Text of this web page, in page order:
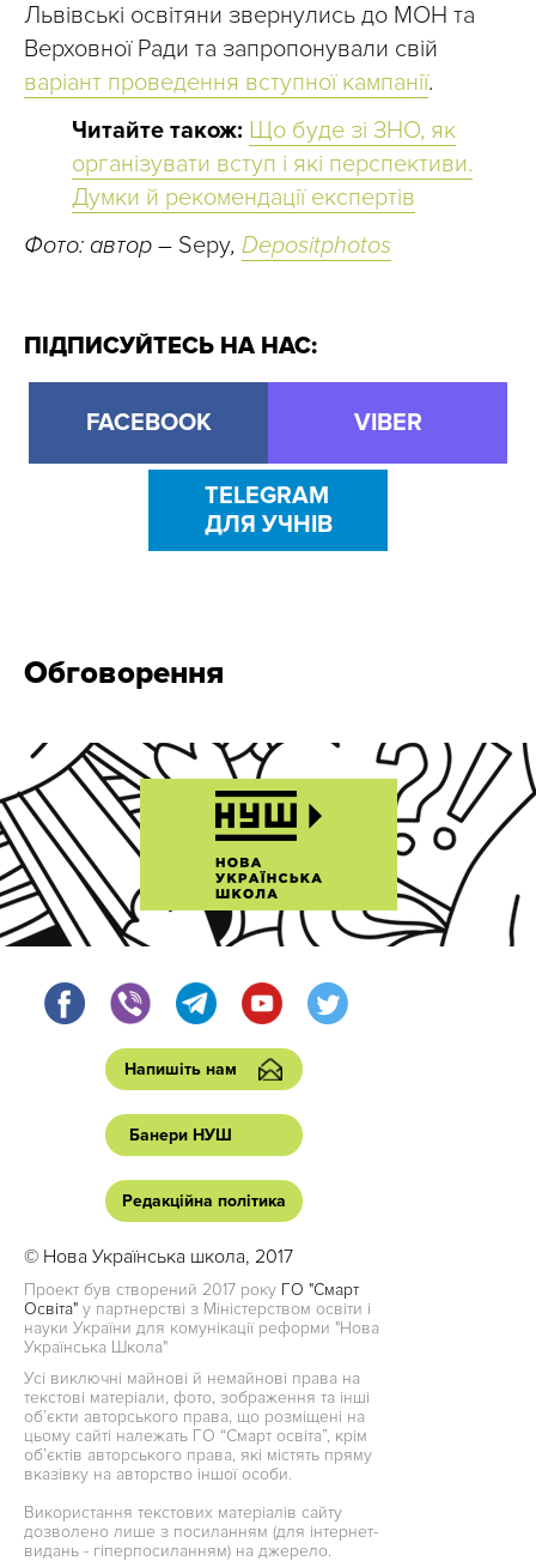
Львівські освітяни звернулись до МОН та
Верховної Ради та запропонували свій
варіант проведення вступної кампанії.
Читайте також: Що буде зі ЗНО, як
організувати вступ і які перспективи.
Думки й рекомендації експертів
Фото: автор – Sepy, Depositphotos
ПІДПИСУЙТЕСЬ НА НАС:
FACEBOOK VIBER
TELEGRAM
ДЛЯ УЧНІВ
Обговорення
Напишіть нам
Банери НУШ
Редакційна політика
© Нова Українська школа, 2017
Проект був створений 2017 року ГО "Смарт
Освіта" у партнерстві з Міністерством освіти і
науки України для комунікації реформи "Нова
Українська Школа"
Усі виключні майнові й немайнові права на
текстові матеріали, фото, зображення та інші
об’єкти авторського права, що розміщені на
цьому сайті належать ГО “Смарт освіта”, крім
об’єктів авторського права, які містять пряму
вказівку на авторство іншої особи.
Використання текстових матеріалів сайту
дозволено лише з посиланням (для інтернет-
видань - гіперпосиланням) на джерело.